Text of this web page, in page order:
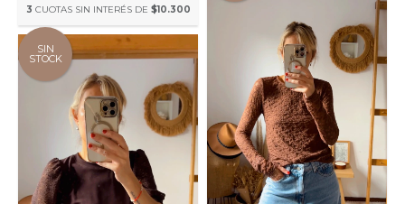
3 CUOTAS SIN INTERÉS DE $10.300
SIN
STOCK